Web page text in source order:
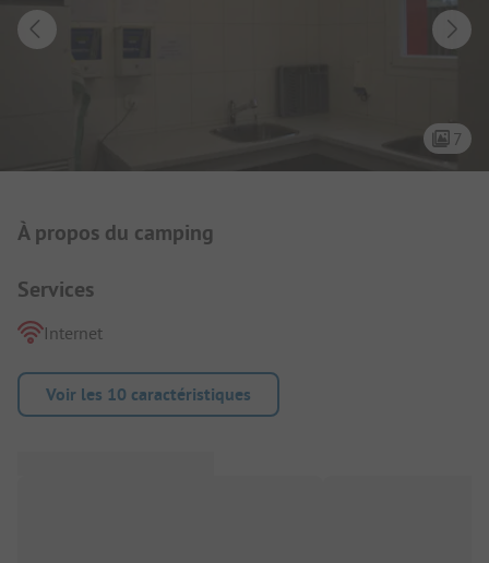
7
Présentation du camping
À propos du camping
Services
Internet
Voir les 10 caractéristiques